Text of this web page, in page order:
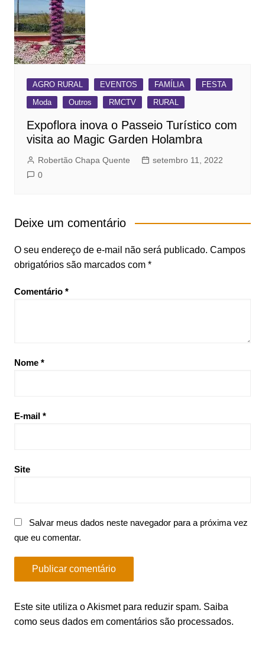
AGRO RURAL EVENTOS FAMÍLIA
FESTA
Moda
Outros RMCTV RURAL
Expoflora inova o Passeio Turístico com
visita ao Magic Garden Holambra
Robertão Chapa Quente
setembro 11, 2022
0
Deixe um comentário
O seu endereço de e-mail não será publicado. Campos
obrigatórios são marcados com *
Comentário *
Nome *
E-mail *
Site
Salvar meus dados neste navegador para a próxima vez
que eu comentar.
Este site utiliza o Akismet para reduzir spam. Saiba
como seus dados em comentários são processados.